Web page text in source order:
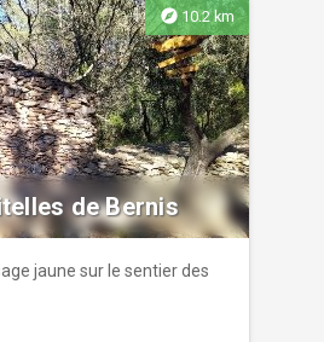
explore 10.2 km
de Bernis
jaune sur le sentier des